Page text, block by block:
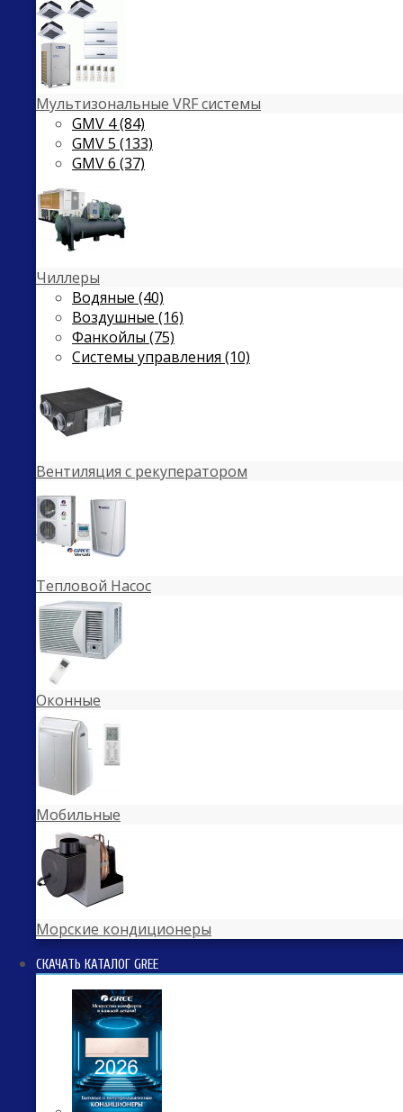
Мультизональные VRF системы
GMV 4 (84)
GMV 5 (133)
GMV 6 (37)
Чиллеры
Водяные (40)
Воздушные (16)
Фанкойлы (75)
Системы управления (10)
Вентиляция с рекуператором
Тепловой Насос
Оконные
Мобильные
Морские кондиционеры
СКАЧАТЬ КАТАЛОГ GREE